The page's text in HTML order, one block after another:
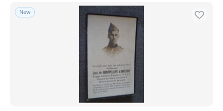
New